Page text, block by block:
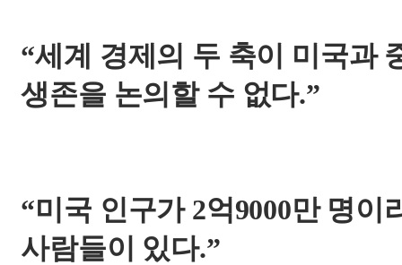
“세계 경제의 두 축이 미국과
생존을 논의할 수 없다.”
“미국 인구가2억9000만 명이
사람들이 있다.”